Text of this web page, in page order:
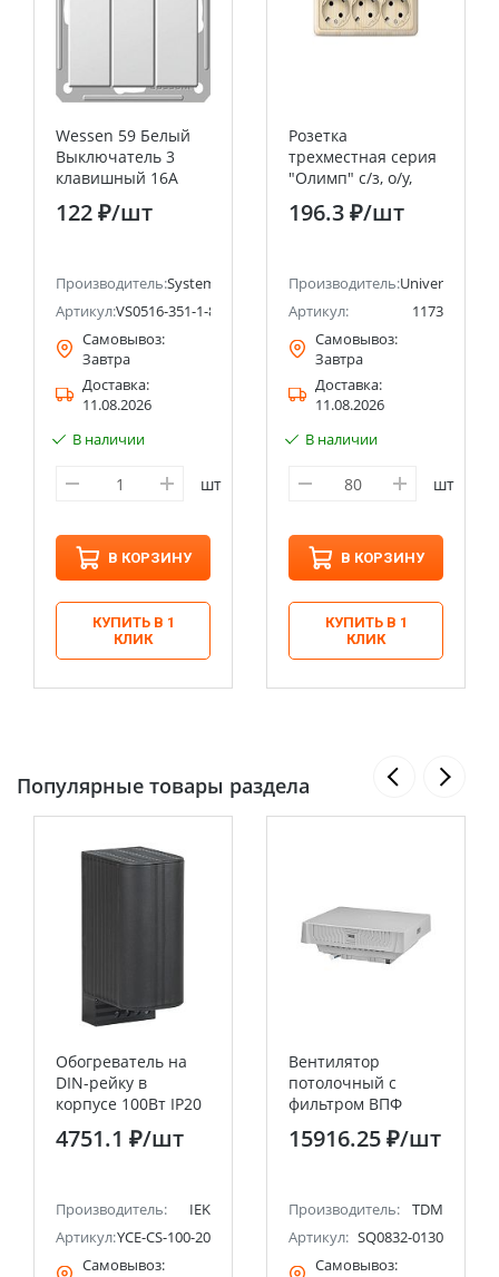
Wessen 59 Белый
Выключатель 3
клавишный 16А
(сх.05) Systeme
Electric (Schneider
122 ₽/шт
Производитель:Systeme Electric (ранее Schneider Electric)
Артикул:VS0516-351-1-86
Самовывоз:
Завтра
Доставка:
11.08.2026
В наличии
шт
В КОРЗИНУ
КУПИТЬ В 1
КЛИК
Розетка
трехместная серия
"Олимп" с/з, о/у,
16А, 220В, сосна
(еврослот)
196.3 ₽/шт
Производитель:Universal
Артикул:
1173
Самовывоз:
Завтра
Доставка:
11.08.2026
В наличии
шт
В КОРЗИНУ
КУПИТЬ В 1
КЛИК
Популярные товары раздела
Обогреватель на
DIN-рейку в
корпусе 100Вт IP20
4751.1 ₽/шт
Производитель:
IEK
Артикул:YCE-CS-100-20
Самовывоз:
Вентилятор
потолочный с
фильтром ВПФ
570/430 м3/час,
230В, 60Вт, IP55
15916.25 ₽/шт
Производитель:
TDM
Артикул: SQ0832-0130
Самовывоз: